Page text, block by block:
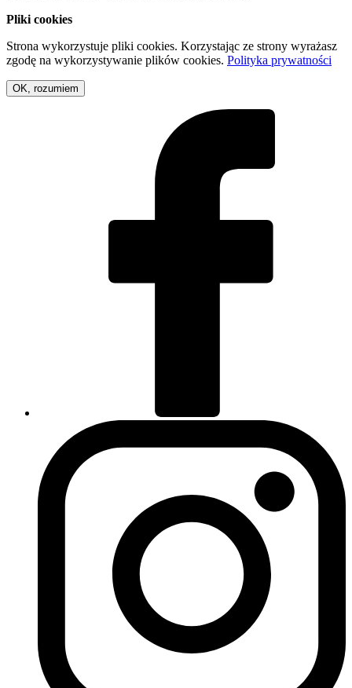
Pliki cookies
Strona wykorzystuje pliki cookies. Korzystając ze strony wyrażasz
zgodę na wykorzystywanie plików cookies. Polityka prywatności
OK, rozumiem